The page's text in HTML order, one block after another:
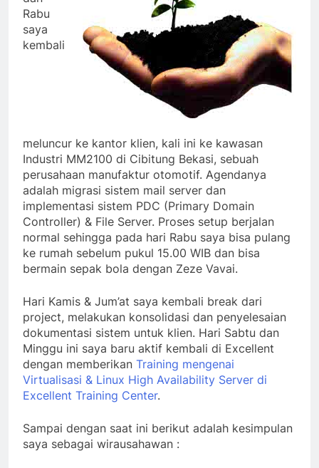
Rabu
saya
kembali
meluncur ke kantor klien, kali ini ke kawasan
Industri MM2100 di Cibitung Bekasi, sebuah
perusahaan manufaktur otomotif. Agendanya
adalah migrasi sistem mail server dan
implementasi sistem PDC (Primary Domain
Controller) & File Server. Proses setup berjalan
normal sehingga pada hari Rabu saya bisa pulang
ke rumah sebelum pukul 15.00 WIB dan bisa
bermain sepak bola dengan Zeze Vavai.
Hari Kamis & Jum’at saya kembali break dari
project, melakukan konsolidasi dan penyelesaian
dokumentasi sistem untuk klien. Hari Sabtu dan
Minggu ini saya baru aktif kembali di Excellent
dengan memberikan Training mengenai
Virtualisasi & Linux High Availability Server di
Excellent Training Center.
Sampai dengan saat ini berikut adalah kesimpulan
saya sebagai wirausahawan :